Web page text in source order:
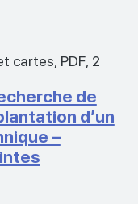
cartes, PDF, 2
de
d’un
–